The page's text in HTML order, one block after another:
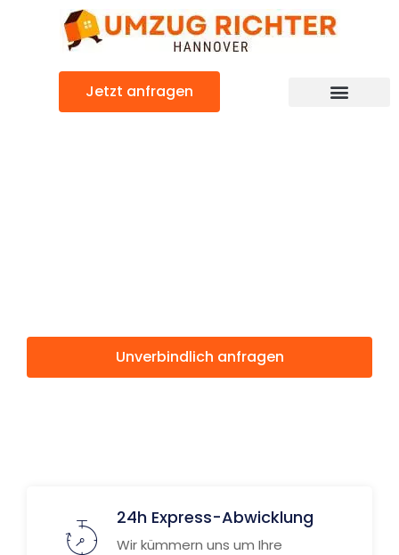
Jetzt anfragen
Unverbindlich anfragen
24h Express-Abwicklung
Wir kümmern uns um Ihre